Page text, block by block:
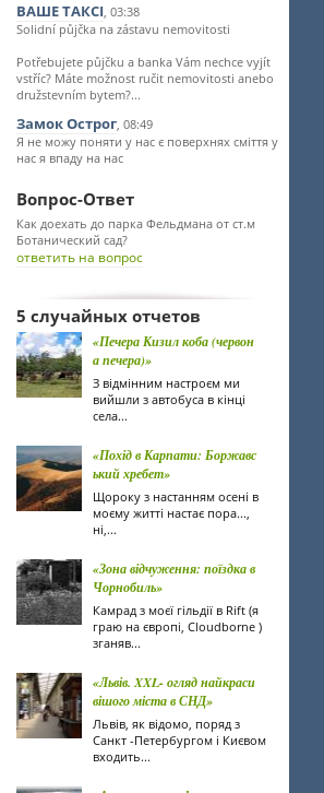
ВАШЕ ТАКСІ, 03:38
Solidní půjčka na zástavu nemovitosti
Potřebujete půjčku a banka Vám nechce vyjít
vstříc? Máte možnost ručit nemovitosti anebo
družstevním bytem?...
Замок Острог, 08:49
Я не можу поняти у нас є поверхнях сміття у
нас я впаду на нас
Вопрос-Ответ
Как доехать до парка Фельдмана от ст.м
Ботанический сад?
ответить на вопрос
5 случайных отчетов
«Печера Кизил коба (червон
а печера)»
З відмінним настроєм ми
вийшли з автобуса в кінці
села...
«Похід в Карпати: Боржавс
ький хребет»
Щороку з настанням осені в
моєму житті настає пора...,
ні,...
«Зона відчуження: поїздка в
Чорнобиль»
Камрад з моєї гільдії в Rift (я
граю на європі, Cloudborne )
зганяв...
«Львів. XXL- огляд найкраси
вішого міста в СНД»
Львів, як відомо, поряд з
Санкт -Петербургом і Києвом
входить...